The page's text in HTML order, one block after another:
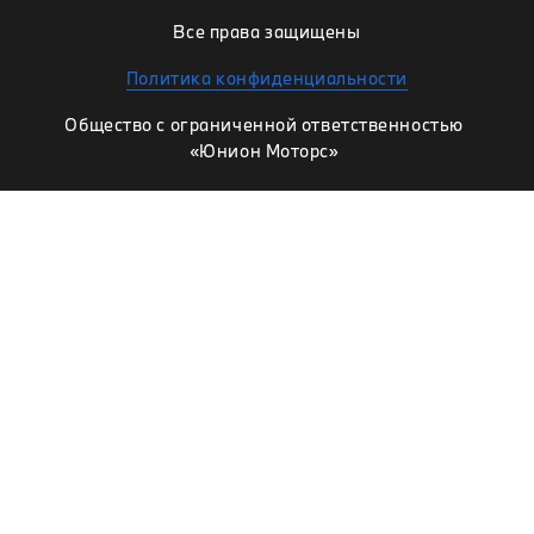
Все права защищены
Политика конфиденциальности
Общество с ограниченной ответственностью
«Юнион Моторс»